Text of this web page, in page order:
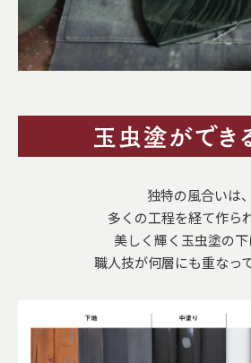
独特の風合いは、
多くの工程を経て作ら
美しく輝く玉虫塗の下
職人技が何層にも重なっ